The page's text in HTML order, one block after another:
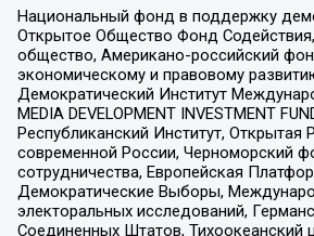
Национальный фонд в поддержку
Открытое Общество Фонд
общество, Американо-российский
экономическому и правовому
Демократический Институт
MEDIA DEVELOPMENT INVESTMENT
Республиканский Институт, Открытая
современной России, Черноморский
сотрудничества, Европейская
Демократические Выборы,
электоральных исследований,
Соединенных Штатов, Тихоокеанский